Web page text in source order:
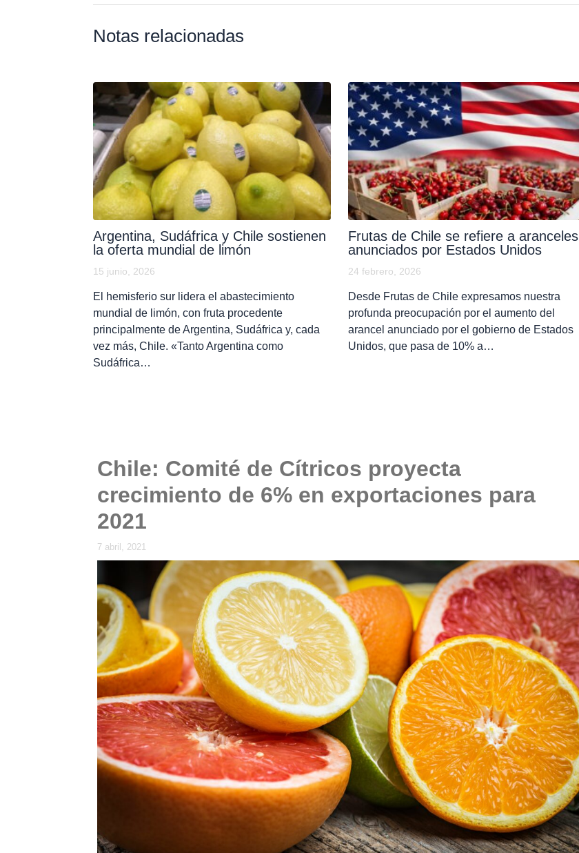
Notas relacionadas
Argentina, Sudáfrica y Chile sostienen
la oferta mundial de limón
15 junio, 2026
El hemisferio sur lidera el abastecimiento
mundial de limón, con fruta procedente
principalmente de Argentina, Sudáfrica y, cada
vez más, Chile. «Tanto Argentina como
Sudáfrica…
Frutas de Chile se refiere a aranceles
anunciados por Estados Unidos
24 febrero, 2026
Desde Frutas de Chile expresamos nuestra
profunda preocupación por el aumento del
arancel anunciado por el gobierno de Estados
Unidos, que pasa de 10% a…
Chile: Comité de Cítricos proyecta
crecimiento de 6% en exportaciones para
2021
7 abril, 2021